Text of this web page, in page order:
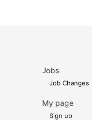
Jobs
Job Changes
My page
Sign up